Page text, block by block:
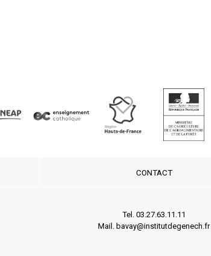
CONTACT
Tel. 03.27.63.11.11
Mail. bavay@institutdegenech.fr